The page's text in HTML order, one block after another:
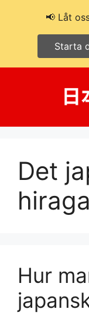
Det
Hur
📢 Låt
Starta